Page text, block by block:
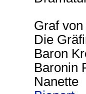
Graf
Die
Baron
Baronin
Nanette